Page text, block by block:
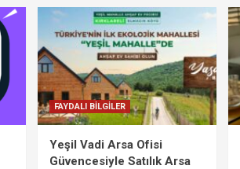
FAYDALI BİLGİLER
Yeşil Vadi Arsa Ofisi
Güvencesiyle Satılık Arsa